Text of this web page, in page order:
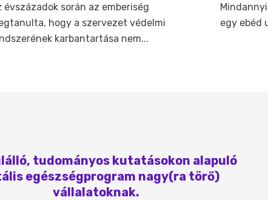
évszázadok során az emberiség
hogy a szervezet védelmi
karbantartása nem...
egy ebéd
tudományos kutatásokon alapuló
egészségprogram nagy(ra törő)
vállalatoknak.